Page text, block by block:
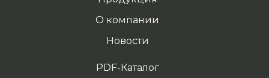
О компании
Новости
PDF-Каталог